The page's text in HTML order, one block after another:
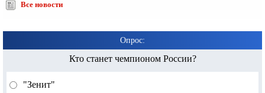
Все новости
Опрос:
Кто станет чемпионом России?
"Зенит"